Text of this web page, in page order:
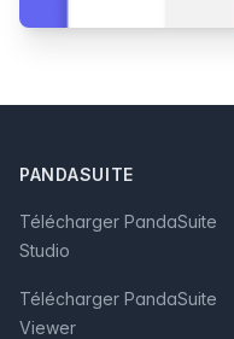
PANDASUITE
Télécharger PandaSuite
Studio
Télécharger PandaSuite
Viewer